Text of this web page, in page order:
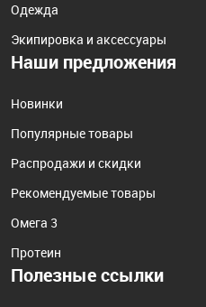
Одежда
Экипировка и аксессуары
Наши предложения
Новинки
Популярные товары
Распродажи и скидки
Рекомендуемые товары
Омега 3
Протеин
Полезные ссылки